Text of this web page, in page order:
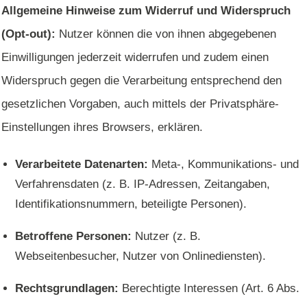
Allgemeine Hinweise zum Widerruf und Widerspruch
(Opt-out): Nutzer können die von ihnen abgegebenen
Einwilligungen jederzeit widerrufen und zudem einen
Widerspruch gegen die Verarbeitung entsprechend den
gesetzlichen Vorgaben, auch mittels der Privatsphäre-
Einstellungen ihres Browsers, erklären.
Verarbeitete Datenarten: Meta-, Kommunikations- und
Verfahrensdaten (z. B. IP-Adressen, Zeitangaben,
Identifikationsnummern, beteiligte Personen).
Betroffene Personen: Nutzer (z. B.
Webseitenbesucher, Nutzer von Onlinediensten).
Rechtsgrundlagen: Berechtigte Interessen (Art. 6 Abs.